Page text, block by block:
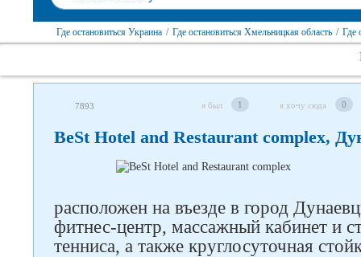
Где остановиться Украина / Где остановиться Хмельницкая область / Где
7893 я был 1 я хочу сюда 0
BeSt Hotel and Restaurant complex,
расположен на въезде в город
фитнес-центр, массажный кабинет и
тенниса, а также круглосуточная